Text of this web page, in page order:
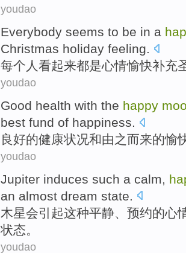
youdao
Everybody seems to be in a
Christmas holiday feeling.
每个人 看起来都是心情愉快补充
youdao
Good health with the happy
best fund of happiness.
良好的健康状况和由之而来的愉
youdao
Jupiter induces such a calm
an almost dream state
木星会引起这种平静 预约的心
状态 。
youdao